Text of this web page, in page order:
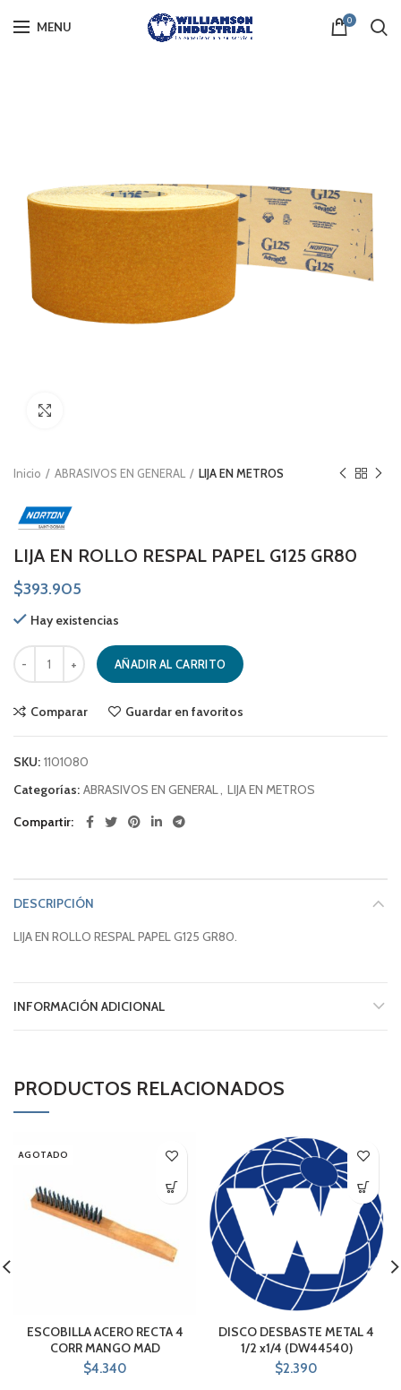
MENU 0
Inicio ABRASIVOS EN GENERAL LIJA EN METROS
LIJA EN ROLLO RESPAL PAPEL G125 GR80
$393.905
Hay existencias
LIJA EN ROLLO RESPAL PAPEL G125 GR80 cantidad
AÑADIR AL CARRITO
Comparar Guardar en favoritos
SKU: 1101080
Categorías: ABRASIVOS EN GENERAL, LIJA EN METROS
Compartir
DESCRIPCIÓN
LIJA EN ROLLO RESPAL PAPEL G125 GR80.
INFORMACIÓN ADICIONAL
PRODUCTOS RELACIONADOS
AGOTADO
ESCOBILLA ACERO RECTA 4
CORR MANGO MAD
$4.340
DISCO DESBASTE METAL 4
1/2 x1/4 (DW44540)
$2.390